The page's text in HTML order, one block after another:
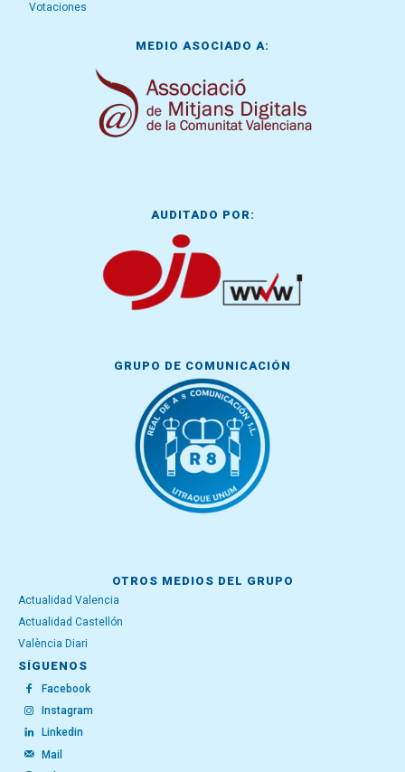
Votaciones
MEDIO ASOCIADO A:
AUDITADO POR:
GRUPO DE COMUNICACIÓN
OTROS MEDIOS DEL GRUPO
Actualidad Valencia
Actualidad Castellón
València Diari
SÍGUENOS
Facebook
Instagram
Linkedin
Mail